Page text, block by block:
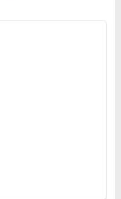
tiện lợi, hoàn toàn
truyện tranh online.